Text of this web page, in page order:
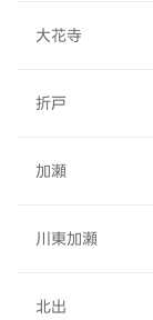
大花寺
折戸
加瀬
川東加瀬
北出